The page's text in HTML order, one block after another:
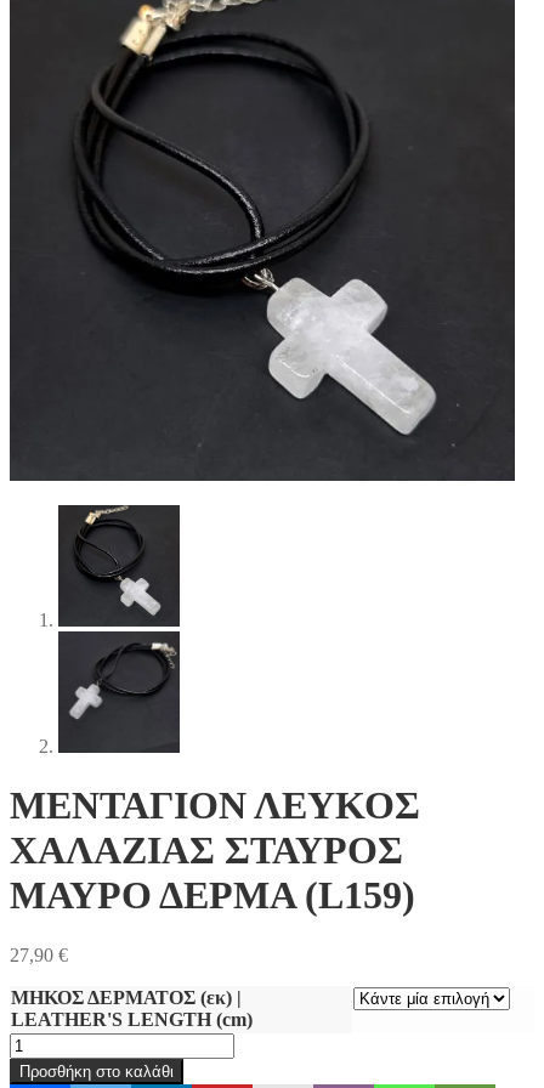
ΜΕΝΤΑΓΙΟΝ ΛΕΥΚΟΣ
ΧΑΛΑΖΙΑΣ ΣΤΑΥΡΟΣ
ΜΑΥΡΟ ΔΕΡΜΑ (L159)
27,90 €
ΜΗΚΟΣ ΔΕΡΜΑΤΟΣ (εκ) |
LEATHER'S LENGTH (cm)
ΜΕΝΤΑΓΙΟΝ
ΛΕΥΚΟΣ
Προσθήκη στο καλάθι